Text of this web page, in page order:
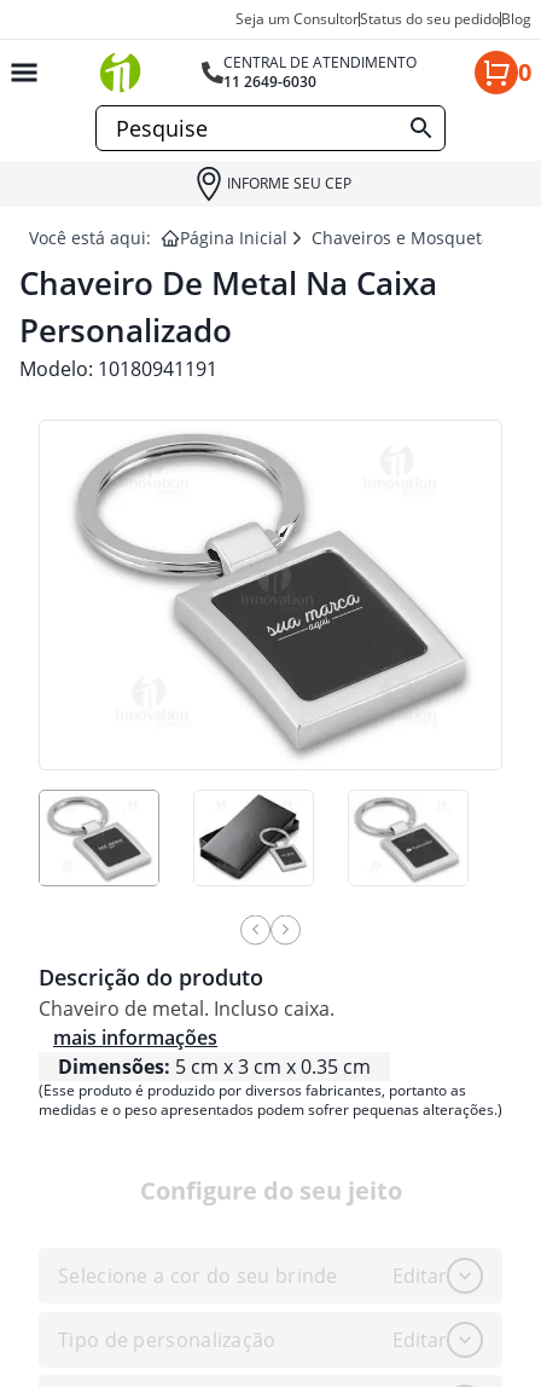
Seja um ConsultorStatus do seu pedidoBlog
CENTRAL DE ATENDIMENTO
11 2649-6030
0
INFORME SEU CEP
Você está aqui: Página Inicial Chaveiros e Mosquetão
Chaveiro De Metal Na Caixa
Personalizado
Modelo: 10180941191
Descrição do produto
Chaveiro de metal. Incluso caixa.
mais informações
Dimensões: 5 cm x 3 cm x 0.35 cm
(Esse produto é produzido por diversos fabricantes, portanto as
medidas e o peso apresentados podem sofrer pequenas alterações.)
Configure do seu jeito
Selecione a cor do seu brinde Editar
Tipo de personalização Editar